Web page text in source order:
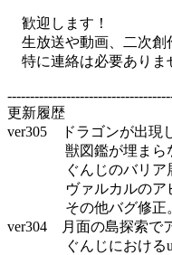
歓迎します！
生放送や動画、二次創
特に連絡は必要ありま
更新履歴
ver305 ドラゴンが出現
獣図鑑が埋まらな
ぐんじのバリア展
ヴァルカルのアビリ
その他バグ修正
ver304 月面の島探索で
ぐんじにおける